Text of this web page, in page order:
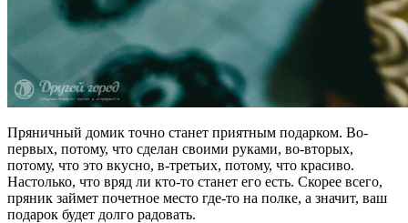
Пряничный домик точно станет приятным подарком. Во-
первых, потому, что сделан своими руками, во-вторых,
потому, что это вкусно, в-третьих, потому, что красиво.
Настолько, что вряд ли кто-то станет его есть. Скорее всего,
пряник займет почетное место где-то на полке, а значит, ваш
подарок будет долго радовать.